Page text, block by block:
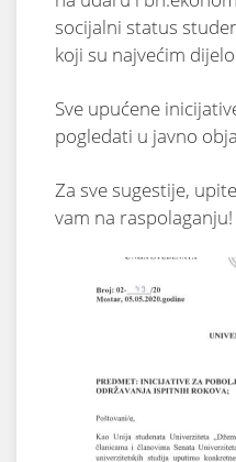
socijalni status
koji su najvećim
Sve upućene
pogledati u javno
Za sve sugestije,
vam na raspolaganju!